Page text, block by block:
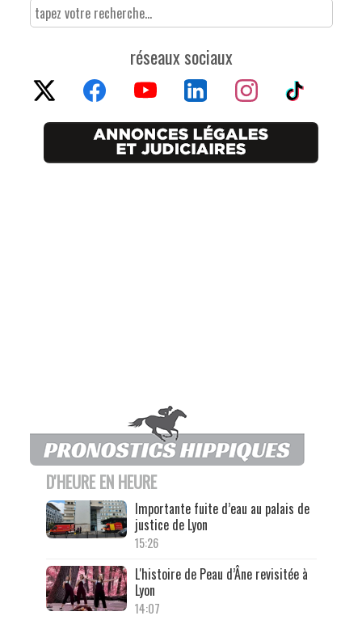
réseaux sociaux
D'HEURE EN HEURE
Importante fuite d’eau au palais de
justice de Lyon
15:26
L'histoire de Peau d’Âne revisitée à
Lyon
14:07